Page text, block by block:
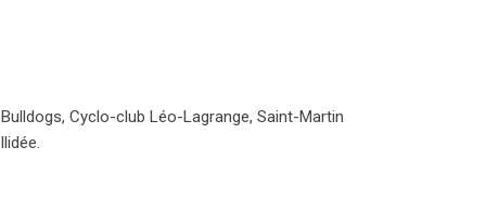
Cyclo-club Léo-Lagrange, Saint-Martin